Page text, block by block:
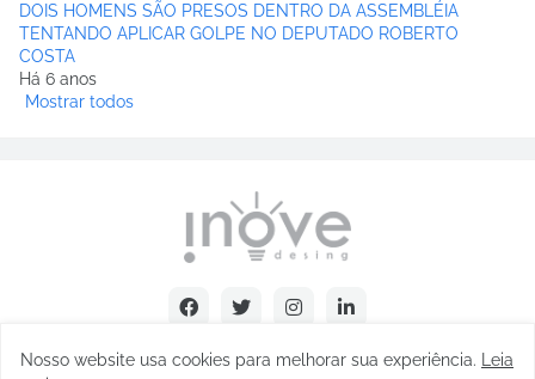
DOIS HOMENS SÃO PRESOS DENTRO DA ASSEMBLÉIA
TENTANDO APLICAR GOLPE NO DEPUTADO ROBERTO
COSTA
Há 6 anos
Mostrar todos
Nosso website usa cookies para melhorar sua experiência.
Leia